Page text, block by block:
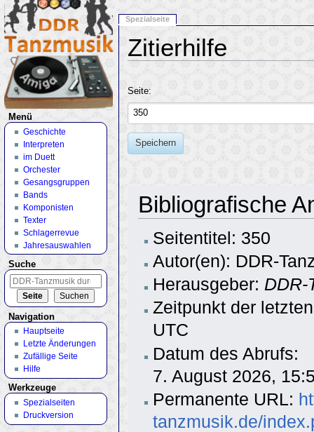
Zitierhilfe
Seite:
Speichern
Bibliografische
Seitentitel: 350
Autor(en): DDR-
Herausgeber:
Zeitpunkt der
UTC
Datum des Abrufs:
7. August 2026,
Permanente URL:
tanzmusik.de/
Spezialseite
Menü
Geschichte
Interpreten
im Duett
Orchester
Gesangsgruppen
Bands
Komponisten
Texter
Schlagerrevue
Jahresauswahlen
Suche
Navigation
Hauptseite
Letzte Änderungen
Zufällige Seite
Hilfe
Werkzeuge
Spezialseiten
Druckversion